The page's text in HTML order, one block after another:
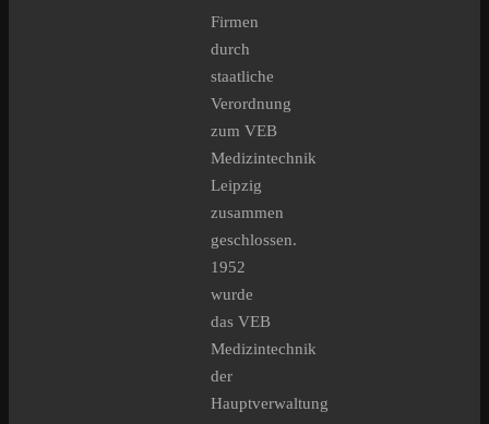
Firmen
durch
staatliche
Verordnung
zum VEB
Medizintechnik
Leipzig
zusammen
geschlossen.
1952
wurde
das VEB
Medizintechnik
der
Hauptverwaltung